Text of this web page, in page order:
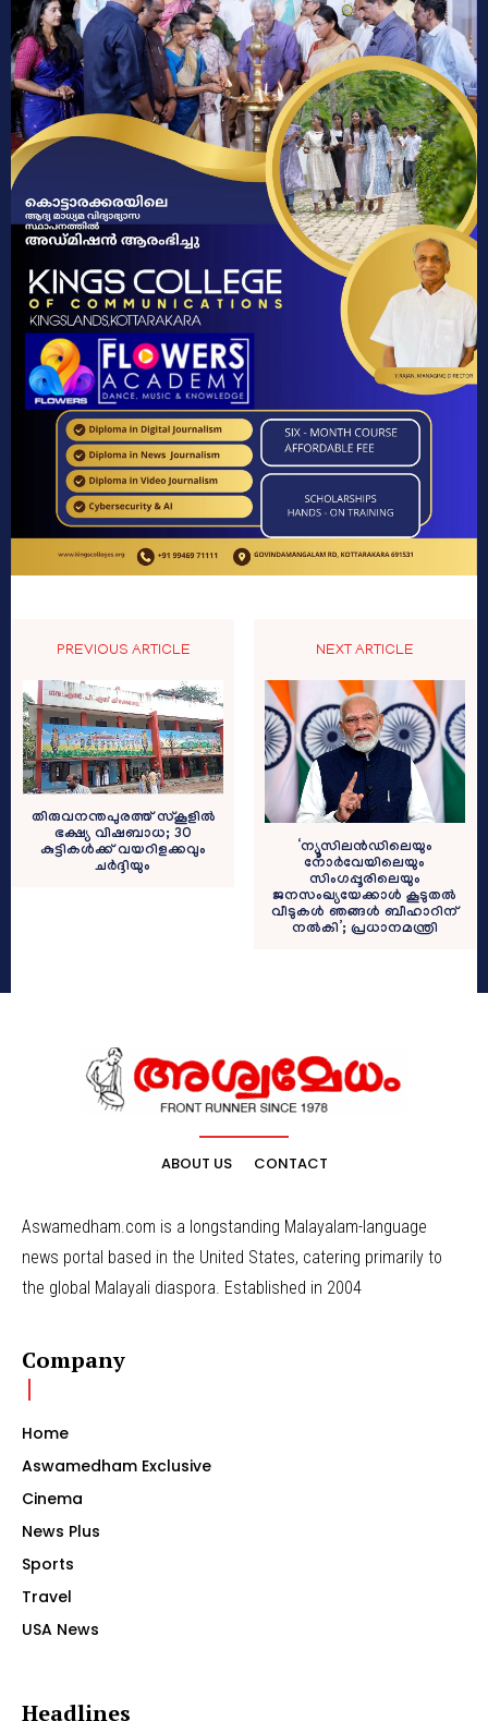
PREVIOUS ARTICLE
തിരുവനന്തപുരത്ത് സ്കൂളിൽ
ഭക്ഷ്യ വിഷബാധ; 30
കുട്ടികൾക്ക് വയറിളക്കവും
ചർദ്ദിയും
NEXT ARTICLE
‘ന്യൂസിലൻഡിലെയും
നോർവേയിലെയും
സിംഗപ്പൂരിലെയും
ജനസംഖ്യയേക്കാൾ കൂടുതൽ
വീടുകൾ ഞങ്ങൾ ബീഹാറിന്
നൽകി’; പ്രധാനമന്ത്രി
ABOUT US CONTACT
Aswamedham.com is a longstanding Malayalam-language
news portal based in the United States, catering primarily to
the global Malayali diaspora. Established in 2004
Company
Home
Aswamedham Exclusive
Cinema
News Plus
Sports
Travel
USA News
Headlines